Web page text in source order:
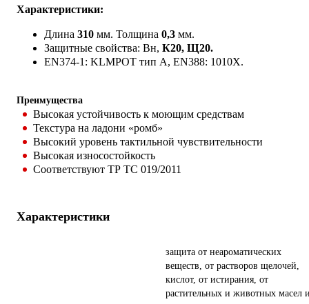
Характеристики:
Длина 310 мм. Толщина 0,3 мм.
Защитные свойства: Вн, К20, Щ20.
EN374-1: KLMPOT тип А, EN388: 1010X.
Преимущества
Высокая устойчивость к моющим средствам
Текстура на ладони «ромб»
Высокий уровень тактильной чувствительности
Высокая износостойкость
Соответствуют ТР ТС 019/2011
Характеристики
защита от неароматических
веществ, от растворов щелочей,
кислот, от истирания, от
растительных и животных масел